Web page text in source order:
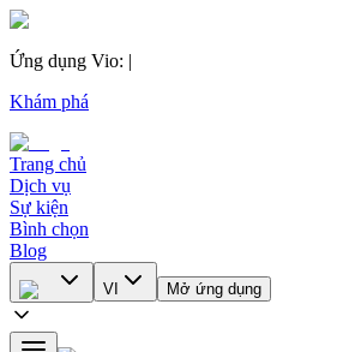
Ứng dụng Vio: |
Khám phá
Trang chủ
Dịch vụ
Sự kiện
Bình chọn
Blog
VI Mở ứng dụng